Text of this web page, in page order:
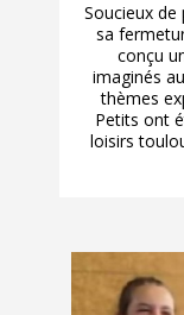
Soucieux
sa
conçu
imaginés
thèmes
Petits ont
loisirs